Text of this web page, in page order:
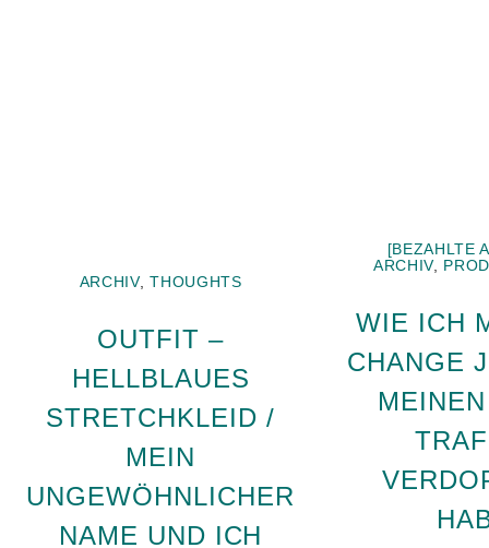
ARCHIV,THOUGHTS
OUTFIT –
HELLBLAUES
STRETCHKLEID /
MEIN
UNGEWÖHNLICHER
NAME UND ICH
[BEZAHLTE
ARCHIV,
WIE ICH
CHANGE